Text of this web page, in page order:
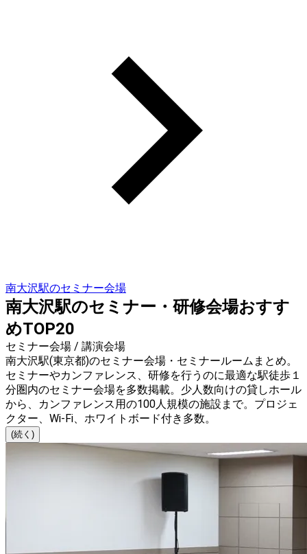
南大沢駅のセミナー会場
南大沢駅のセミナー・研修会場おすす
めTOP20
セミナー会場 / 講演会場
南大沢駅(東京都)のセミナー会場・セミナールームまとめ。
セミナーやカンファレンス、研修を行うのに最適な駅徒歩１
分圏内のセミナー会場を多数掲載。少人数向けの貸しホール
から、カンファレンス用の100人規模の施設まで。プロジェ
クター、Wi-Fi、ホワイトボード付き多数。
(続く)